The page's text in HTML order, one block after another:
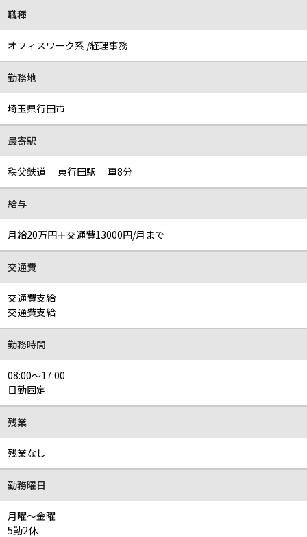
職種
オフィスワーク系 /経理事務
勤務地
埼玉県行田市
最寄駅
秩父鉄道 東行田駅 車8分
給与
月給20万円＋交通費13000円/月まで
交通費
交通費支給
交通費支給
勤務時間
08:00～17:00
日勤固定
残業
残業なし
勤務曜日
月曜～金曜
5勤2休